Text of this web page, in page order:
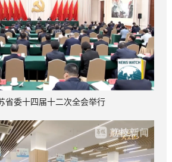
省委十四届十二次全会举行